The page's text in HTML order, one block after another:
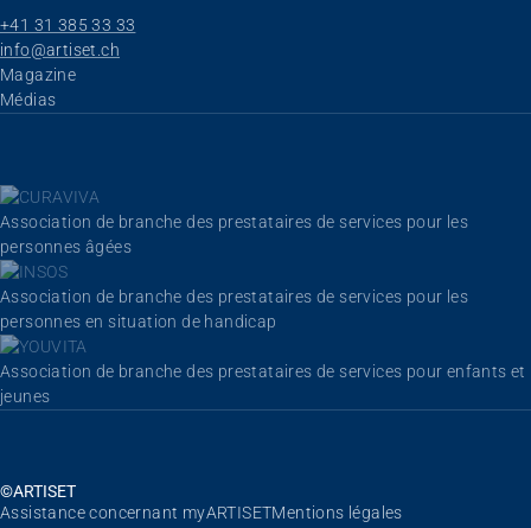
+41 31 385 33 33
info@artiset.ch
Aller au contenu
Magazine
Médias
Association de branche des prestataires de services pour les
personnes âgées
Association de branche des prestataires de services pour les
personnes en situation de handicap
Association de branche des prestataires de services pour enfants et
jeunes
©ARTISET
Aller au contenu
Assistance concernant myARTISETMentions légales